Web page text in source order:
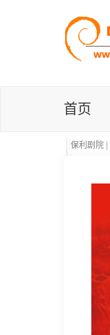
首页
保利剧院